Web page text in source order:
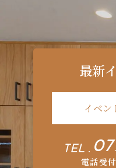
最新
イベン
TEL .
電話受